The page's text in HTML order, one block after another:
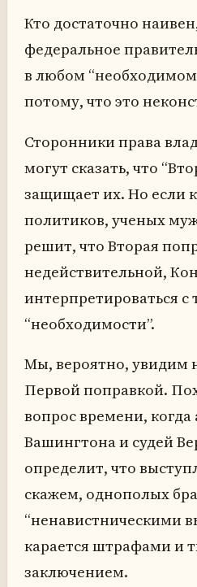
Кто достаточно
федеральное
в любом
потому, что это
Сторонники права
могут сказать, что
защищает их. Но если
политиков, ученых
решит, что Вторая
недействительной,
интерпретироваться с
“необходимости”.
Мы, вероятно, увидим
Первой поправкой.
вопрос времени,
Вашингтона и судей
определит, что
скажем, однополых
“ненавистническими
карается штрафами и
заключением.